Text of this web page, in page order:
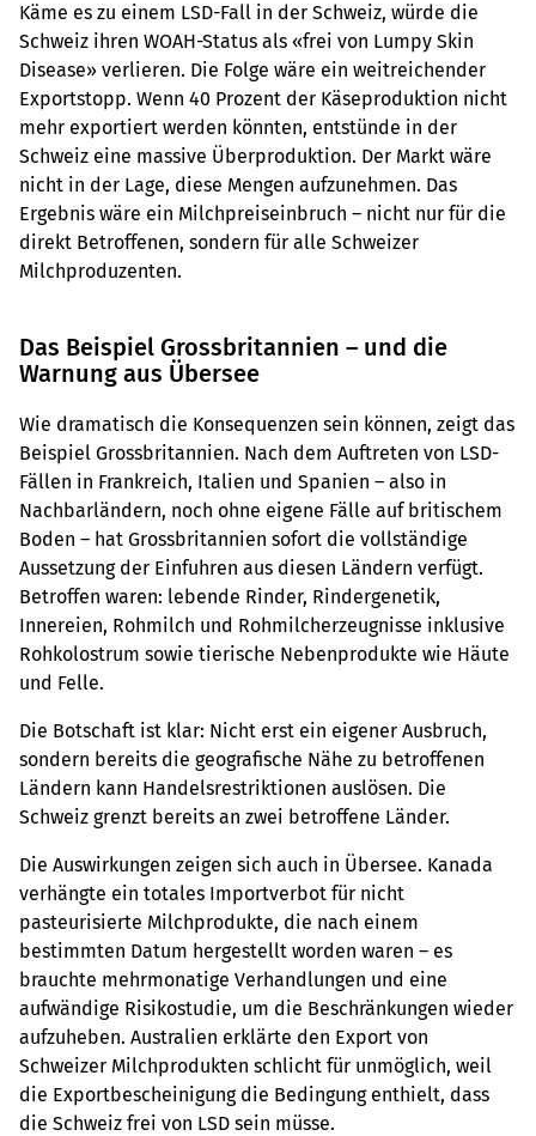
Käme es zu einem LSD-Fall in der Schweiz, würde die
Schweiz ihren WOAH-Status als «frei von Lumpy Skin
Disease» verlieren. Die Folge wäre ein weitreichender
Exportstopp. Wenn 40 Prozent der Käseproduktion nicht
mehr exportiert werden könnten, entstünde in der
Schweiz eine massive Überproduktion. Der Markt wäre
nicht in der Lage, diese Mengen aufzunehmen. Das
Ergebnis wäre ein Milchpreiseinbruch – nicht nur für die
direkt Betroffenen, sondern für alle Schweizer
Milchproduzenten.
Das Beispiel Grossbritannien – und die
Warnung aus Übersee
Wie dramatisch die Konsequenzen sein können, zeigt das
Beispiel Grossbritannien. Nach dem Auftreten von LSD-
Fällen in Frankreich, Italien und Spanien – also in
Nachbarländern, noch ohne eigene Fälle auf britischem
Boden – hat Grossbritannien sofort die vollständige
Aussetzung der Einfuhren aus diesen Ländern verfügt.
Betroffen waren: lebende Rinder, Rindergenetik,
Innereien, Rohmilch und Rohmilcherzeugnisse inklusive
Rohkolostrum sowie tierische Nebenprodukte wie Häute
und Felle.
Die Botschaft ist klar: Nicht erst ein eigener Ausbruch,
sondern bereits die geografische Nähe zu betroffenen
Ländern kann Handelsrestriktionen auslösen. Die
Schweiz grenzt bereits an zwei betroffene Länder.
Die Auswirkungen zeigen sich auch in Übersee. Kanada
verhängte ein totales Importverbot für nicht
pasteurisierte Milchprodukte, die nach einem
bestimmten Datum hergestellt worden waren – es
brauchte mehrmonatige Verhandlungen und eine
aufwändige Risikostudie, um die Beschränkungen wieder
aufzuheben. Australien erklärte den Export von
Schweizer Milchprodukten schlicht für unmöglich, weil
die Exportbescheinigung die Bedingung enthielt, dass
die Schweiz frei von LSD sein müsse.